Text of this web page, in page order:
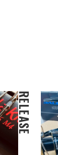
RELEASE